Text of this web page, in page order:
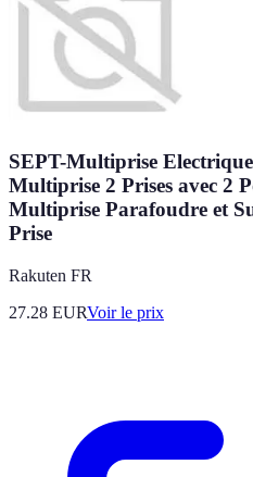
SEPT-Multiprise
Multiprise 2 Prises avec 2
Multiprise Parafoudre et
Prise
Rakuten FR
27.28 EURVoir le prix